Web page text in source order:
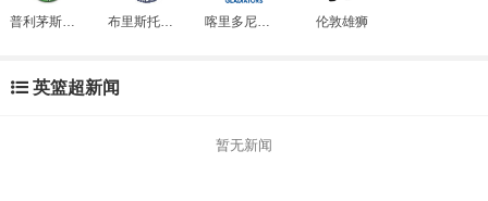
普利茅斯袭击者 布里斯托尔学院 喀里多尼亚角斗士 伦敦雄狮
英篮超新闻
暂无新闻